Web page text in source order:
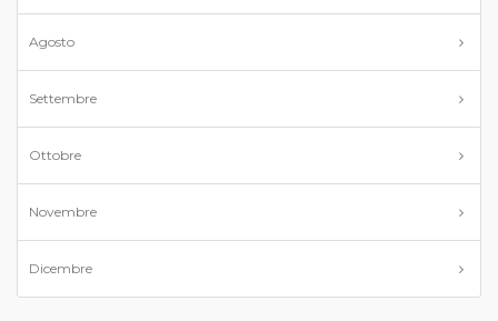
Agosto
Settembre
Ottobre
Novembre
Dicembre